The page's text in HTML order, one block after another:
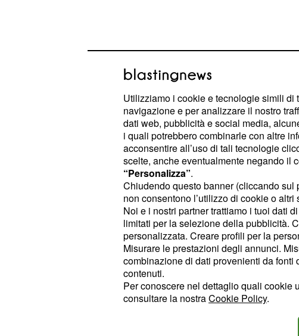
Nell'ultima gara diSerie A
bianconero non ha digerito la panchina,
prima della fine del match. In nome diCR7
vittime eccellenti, basti ricordareGonzalo
pare che ci siano tutti gli elementi
estate possa lasciareTorino.
La lista delle pretendenti
La cessione dell'ex Palermo era già stata
Utilizziamo i cookie e tecnologie simili di
navigazione e per analizzare il nostro
dati web, pubblicità e social media,
i quali potrebbero combinarle con altre
acconsentire all’uso di tali tecnologie
scelte, anche eventualmente negando il
“Personalizza”.
Chiudendo questo banner (cliccando sul
non consentono l’utilizzo di cookie o
Noi e i nostri partner trattiamo i tuoi dati
limitati per la selezione della pubblicità.
personalizzata. Creare profili per la
Misurare le prestazioni degli annunci.
combinazione di dati provenienti da
contenuti.
Per conoscere nel dettaglio quali cookie
consultare la nostraCookie Policy.